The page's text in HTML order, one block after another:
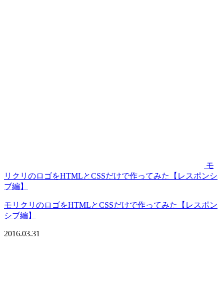
モ
リクリのロゴをHTMLとCSSだけで作ってみた【レスポンシ
ブ編】
モリクリのロゴをHTMLとCSSだけで作ってみた【レスポン
シブ編】
2016.03.31